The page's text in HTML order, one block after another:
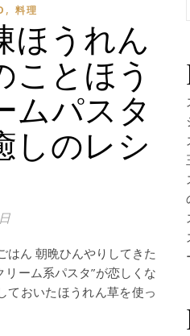
, 料理
ほうれん
ことほう
ムパスタ
しのレシ
はん 朝晩ひんやりしてきた
ーム系パスタ”が恋しくな
ておいたほうれん草を使っ